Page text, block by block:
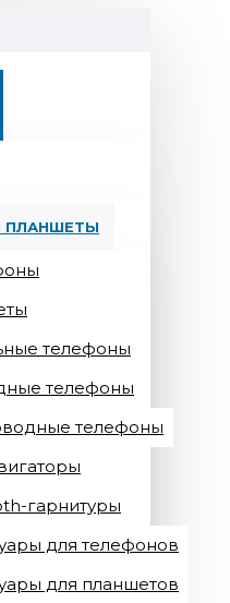
ПЛАНШЕТЫ
телефоны
телефоны
телефоны
гарнитуры
для телефонов
для планшетов